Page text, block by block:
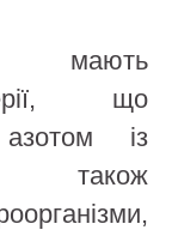
мають
що
із